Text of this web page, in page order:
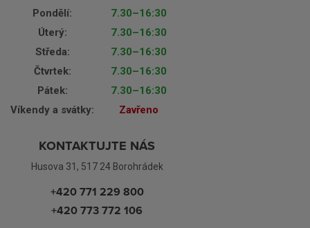
Pondělí:
7.30–16:30
Úterý:
7.30–16:30
Středa:
7.30–16:30
Čtvrtek:
7.30–16:30
Pátek:
7.30–16:30
Víkendy a svátky:
Zavřeno
KONTAKTUJTE NÁS
Husova 31, 517 24 Borohrádek
+420 771 229 800
+420 773 772 106